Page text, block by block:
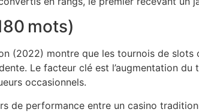
mots)
(2022) montre que les tournois de slots
Le facteur clé est l’augmentation
occasionnels.
de performance entre un casino